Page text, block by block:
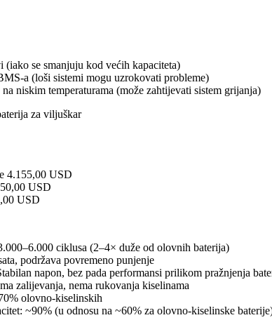
(iako se smanjuju kod većih kapaciteta)
a (loši sistemi mogu uzrokovati probleme)
niskim temperaturama (može zahtijevati sistem grijanja)
za viljuškar
4.155,00 USD
USD
USD
ciklusa (2–4× duže od olovnih baterija)
podržava povremeno punjenje
napon, bez pada performansi prilikom pražnjenja
zalijevanja, nema rukovanja kiselinama
olovno-kiselinskih
~90% (u odnosu na ~60% za olovno-kiselinske